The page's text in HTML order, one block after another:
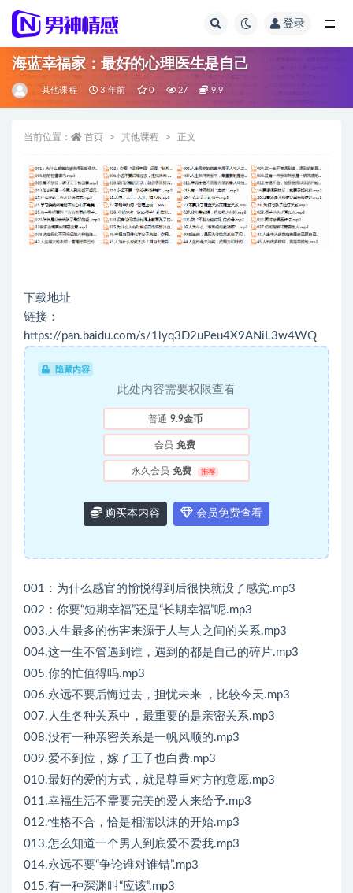
登录
海蓝幸福家：最好的心理医生是自己
其他课程 3 年前 0 27 9.9
当前位置： 首页 其他课程 正文
下载地址
链接：
https://pan.baidu.com/s/1lyq3D2uPeu4X9ANiL3w4WQ
隐藏内容
此处内容需要权限查看
普通 9.9金币
会员 免费
永久会员 免费 推荐
购买本内容 会员免费查看
001：为什么感官的愉悦得到后很快就没了感觉.mp3
002：你要“短期幸福”还是“长期幸福”呢.mp3
003.人生最多的伤害来源于人与人之间的关系.mp3
004.这一生不管遇到谁，遇到的都是自己的碎片.mp3
005.你的忙值得吗.mp3
006.永远不要后悔过去，担忧未来 ，比较今天.mp3
007.人生各种关系中，最重要的是亲密关系.mp3
008.没有一种亲密关系是一帆风顺的.mp3
009.爱不到位，嫁了王子也白费.mp3
010.最好的爱的方式，就是尊重对方的意愿.mp3
011.幸福生活不需要完美的爱人来给予.mp3
012.性格不合，恰是相濡以沫的开始.mp3
013.怎么知道一个男人到底爱不爱我.mp3
014.永远不要“争论谁对谁错”.mp3
015.有一种深渊叫“应该”.mp3